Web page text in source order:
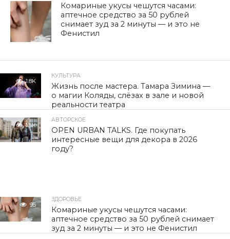
Комариные укусы чешутся часами:
аптечное средство за 50 рублей
снимает зуд за 2 минуты — и это не
Фенистил
1.8K
КУЛЬТУРА
Жизнь после мастера. Тамара Зимина —
о магии Коляды, слёзах в зале и новой
реальности театра
1.5K
АВТОРСКОЕ
OPEN URBAN TALKS. Где покупать
интересные вещи для декора в 2026
году?
95
ЗДОРОВЬЕ
Комариные укусы чешутся часами:
аптечное средство за 50 рублей снимает
зуд за 2 минуты — и это не Фенистил